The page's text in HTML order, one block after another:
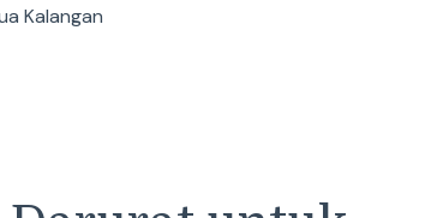
Kalangan